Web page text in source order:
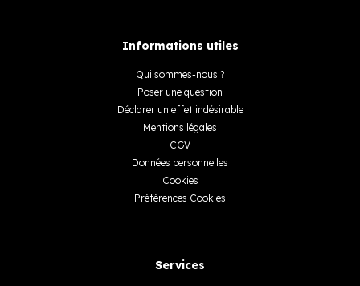
Informations utiles
Qui sommes-nous ?
Poser une question
Déclarer un effet indésirable
Mentions légales
CGV
Données personnelles
Cookies
Préférences Cookies
Services